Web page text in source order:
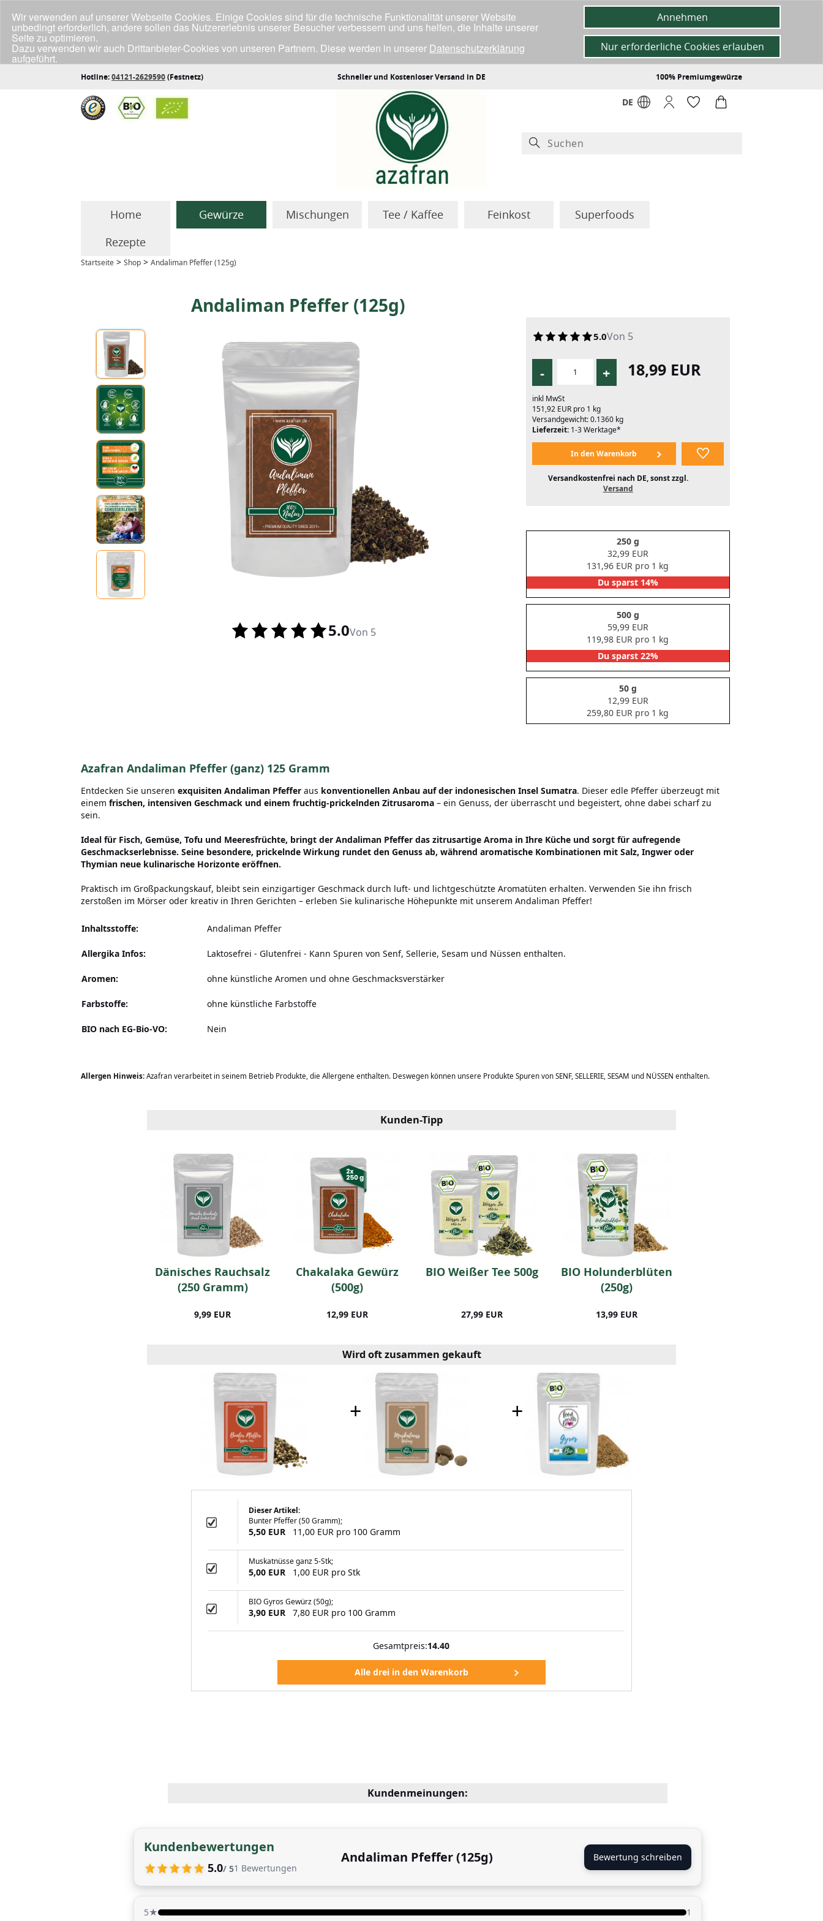
Hotline:04121-2629590(Festnetz) Schneller und Kostenloser Versand in DE 100% Premiumgewürze
DE
Home Gewürze Mischungen Tee / Kaffee Feinkost
Superfoods
Rezepte
Startseite > Shop > Andaliman Pfeffer (125g)
Andaliman Pfeffer (125g)
5.0Von 5
5.0Von 5
- + 18,99 EUR
inkl MwSt
151,92 EUR pro 1 kg
Versandgewicht: 0.1360 kg
Lieferzeit:1-3 Werktage*
Versandkostenfrei nach DE, sonst zzgl.
Versand
250 g
32,99 EUR
131,96 EUR pro 1 kg
Du sparst 14%
500 g
59,99 EUR
119,98 EUR pro 1 kg
Du sparst 22%
50 g
12,99 EUR
259,80 EUR pro 1 kg
Azafran Andaliman Pfeffer (ganz) 125 Gramm
Entdecken Sie unseren exquisiten Andaliman Pfeffer aus konventionellen Anbau auf der indonesischen Insel Sumatra. Dieser edle Pfeffer überzeugt mit
einem frischen, intensiven Geschmack und einem fruchtig-prickelnden Zitrusaroma – ein Genuss, der überrascht und begeistert, ohne dabei scharf zu
sein.
Ideal für Fisch, Gemüse, Tofu und Meeresfrüchte, bringt der Andaliman Pfeffer das zitrusartige Aroma in Ihre Küche und sorgt für aufregende
Geschmackserlebnisse. Seine besondere, prickelnde Wirkung rundet den Genuss ab, während aromatische Kombinationen mit Salz, Ingwer oder
Thymian neue kulinarische Horizonte eröffnen.
Praktisch im Großpackungskauf, bleibt sein einzigartiger Geschmack durch luft- und lichtgeschützte Aromatüten erhalten. Verwenden Sie ihn frisch
zerstoßen im Mörser oder kreativ in Ihren Gerichten – erleben Sie kulinarische Höhepunkte mit unserem Andaliman Pfeffer!
Inhaltsstoffe: Andaliman Pfeffer
Allergika Infos: Laktosefrei - Glutenfrei - Kann Spuren von Senf, Sellerie, Sesam und Nüssen enthalten.
Aromen: ohne künstliche Aromen und ohne Geschmacksverstärker
Farbstoffe: ohne künstliche Farbstoffe
BIO nach EG-Bio-VO: Nein
Allergen Hinweis: Azafran verarbeitet in seinem Betrieb Produkte, die Allergene enthalten. Deswegen können unsere Produkte Spuren von SENF, SELLERIE, SESAM und NÜSSEN enthalten.
Kunden-Tipp
Dänisches Rauchsalz
(250 Gramm)
9,99 EUR
Chakalaka Gewürz
(500g)
12,99 EUR
BIO Weißer Tee 500g
27,99 EUR
BIO Holunderblüten
(250g)
13,99 EUR
Wird oft zusammen gekauft
+ +
Dieser Artikel:
Bunter Pfeffer (50 Gramm);
5,50 EUR 11,00 EUR pro 100 Gramm
Muskatnüsse ganz 5-Stk;
5,00 EUR 1,00 EUR pro Stk
BIO Gyros Gewürz (50g);
3,90 EUR 7,80 EUR pro 100 Gramm
Gesamtpreis:14.40
Kundenmeinungen:
Kundenbewertungen
5.0/ 51 Bewertungen
Andaliman Pfeffer (125g) Bewertung schreiben
5★
1
Wir verwenden auf unserer Webseite Cookies. Einige Cookies sind für die technische Funktionalität unserer Website
unbedingt erforderlich, andere sollen das Nutzererlebnis unserer Besucher verbessern und uns helfen, die Inhalte unserer
Seite zu optimieren.
Dazu verwenden wir auch Drittanbieter-Cookies von unseren Partnern. Diese werden in unserer Datenschutzerklärung
aufgeführt.
Klicke unten auf "Annehmen", wenn du mit der Verwendung aller Cookies einverstanden bist.
Annehmen
Nur erforderliche Cookies erlauben